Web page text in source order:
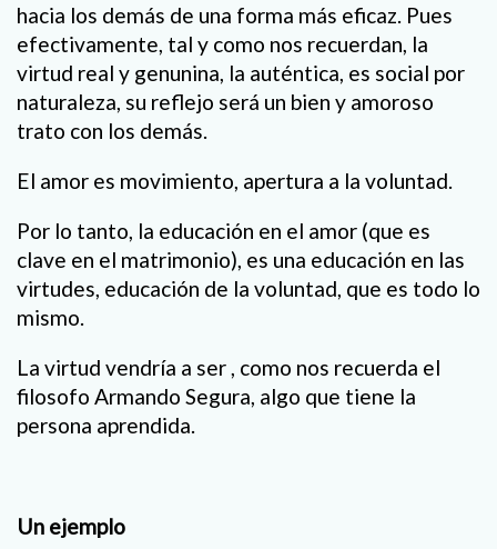
hacia los demás de una forma más eficaz. Pues
efectivamente, tal y como nos recuerdan, la
virtud real y genunina, la auténtica, es social por
naturaleza, su reflejo será un bien y amoroso
trato con los demás.
El amor es movimiento, apertura a la voluntad.
Por lo tanto, la educación en el amor (que es
clave en el matrimonio), es una educación en las
virtudes, educación de la voluntad, que es todo lo
mismo.
La virtud vendría a ser , como nos recuerda el
filosofo Armando Segura, algo que tiene la
persona aprendida.
Un ejemplo